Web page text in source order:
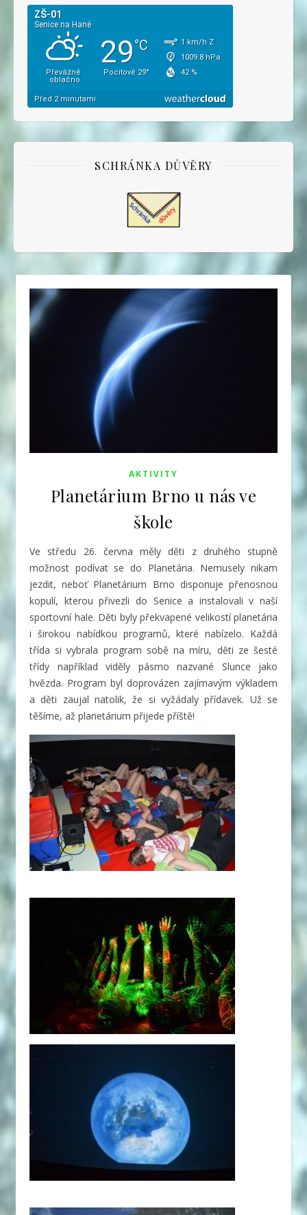
SCHRÁNKA DŮVĚRY
AKTIVITY
Planetárium Brno u nás ve
škole
Ve středu 26. června měly děti z druhého stupně
možnost podívat se do Planetária. Nemusely nikam
jezdit, neboť Planetárium Brno disponuje přenosnou
kopulí, kterou přivezli do Senice a instalovali v naší
sportovní hale. Děti byly překvapené velikostí planetária
i širokou nabídkou programů, které nabízelo. Každá
třída si vybrala program sobě na míru, děti ze šesté
třídy například viděly pásmo nazvané Slunce jako
hvězda. Program byl doprovázen zajímavým výkladem
a děti zaujal natolik, že si vyžádaly přídavek. Už se
těšíme, až planetárium přijede příště!